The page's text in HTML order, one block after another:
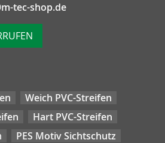
tec-shop.de
Weich PVC-Streifen
Hart PVC-Streifen
PES Motiv Sichtschutz